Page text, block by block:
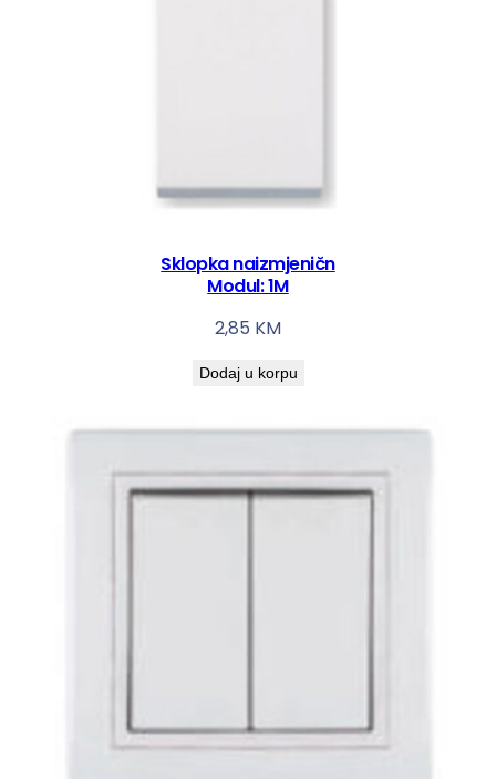
Sklopka naizmjeničn
Modul: 1M
2,85 KM
Dodaj u korpu